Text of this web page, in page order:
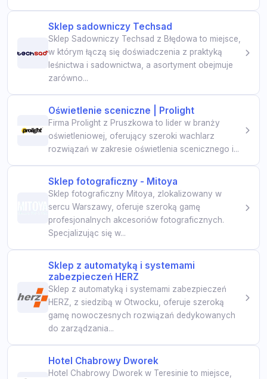
Sklep sadowniczy Techsad
Sklep Sadowniczy Techsad z Błędowa to miejsce,
w którym łączą się doświadczenia z praktyką
leśnictwa i sadownictwa, a asortyment obejmuje
zarówno...
Oświetlenie sceniczne | Prolight
Firma Prolight z Pruszkowa to lider w branży
oświetleniowej, oferujący szeroki wachlarz
rozwiązań w zakresie oświetlenia scenicznego i...
Sklep fotograficzny - Mitoya
Sklep fotograficzny Mitoya, zlokalizowany w
sercu Warszawy, oferuje szeroką gamę
profesjonalnych akcesoriów fotograficznych.
Specjalizując się w...
Sklep z automatyką i systemami
zabezpieczeń HERZ
Sklep z automatyką i systemami zabezpieczeń
HERZ, z siedzibą w Otwocku, oferuje szeroką
gamę nowoczesnych rozwiązań dedykowanych
do zarządzania...
Hotel Chabrowy Dworek
Hotel Chabrowy Dworek w Teresinie to miejsce,